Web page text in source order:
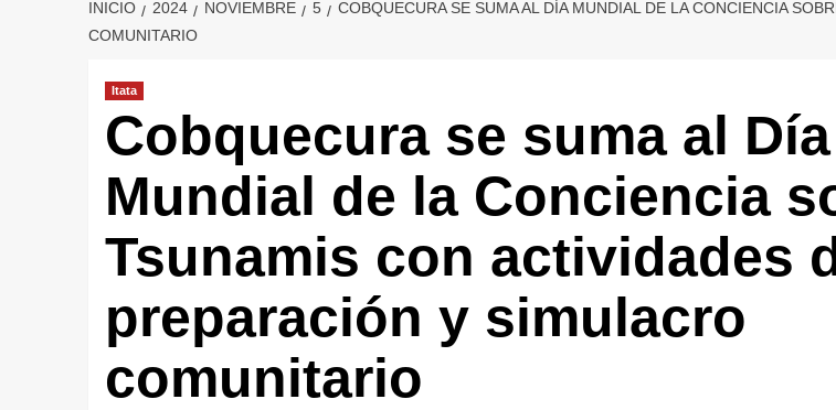
INICIO 2024 NOVIEMBRE 5
COBQUECURA SE SUMA AL DÍA MUNDIAL DE LA CONCIENCIA
COMUNITARIO
Itata
Cobquecura se suma al Día
Mundial de la Conciencia
Tsunamis con actividades
preparación y simulacro
comunitario